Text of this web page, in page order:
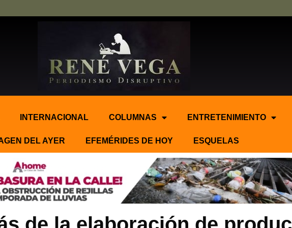
INTERNACIONAL COLUMNAS ENTRETENIMIENTO
DEL AYER EFEMÉRIDES DE HOY ESQUELAS